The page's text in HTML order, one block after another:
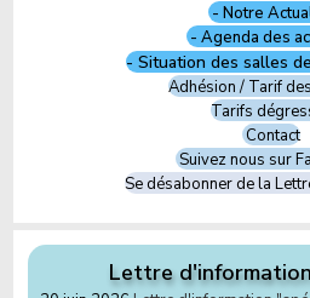
- Notre
- Agenda des
- Situation des salles
Adhésion / Tarif
Tarifs
Contact
Suivez nous sur
Se désabonner de la
Lettre